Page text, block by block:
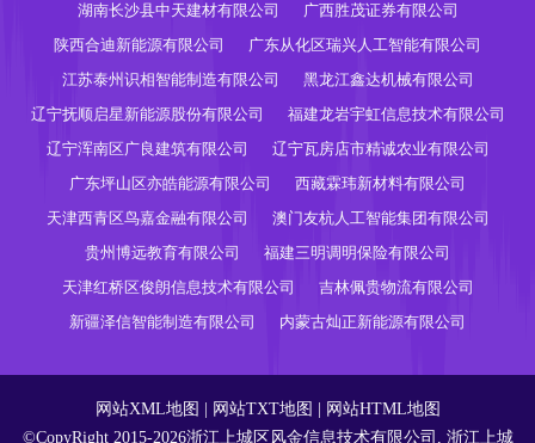
湖南长沙县中天建材有限公司
广西胜茂证券有限公司
陕西合迪新能源有限公司
广东从化区瑞兴人工智能有限公司
江苏泰州识相智能制造有限公司
黑龙江鑫达机械有限公司
辽宁抚顺启星新能源股份有限公司
福建龙岩宇虹信息技术有限公司
辽宁浑南区广良建筑有限公司
辽宁瓦房店市精诚农业有限公司
广东坪山区亦皓能源有限公司
西藏霖玮新材料有限公司
天津西青区鸟嘉金融有限公司
澳门友杭人工智能集团有限公司
贵州博远教育有限公司
福建三明调明保险有限公司
天津红桥区俊朗信息技术有限公司
吉林佩贵物流有限公司
新疆泽信智能制造有限公司
内蒙古灿正新能源有限公司
网站XML地图 网站TXT地图
网站HTML地图
©CopyRight 2015-2026浙江上城区风金信息技术有限公司, 浙江上城